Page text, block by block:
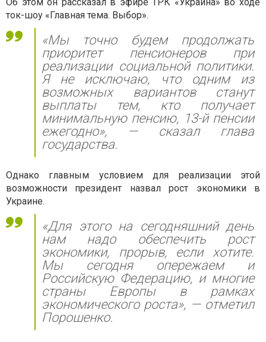
ток-шоу «Главная тема. Выбор».
«Мы точно будем продолжать
приоритет пенсионеров при
реализации социальной политики.
Я не исключаю, что одним из
возможных вариантов станут
выплаты тем, кто получает
минимальную пенсию, 13-й пенсии
ежегодно»,
— сказал глава
государства.
Однако главным условием для реализации этой
возможности президент назвал рост экономики в
Украине.
«Для этого на сегодняшний день
нам надо обеспечить рост
экономики, прорыв, если хотите.
Мы сегодня опережаем и
Российскую Федерацию, и многие
страны Европы в рамках
экономического роста», — отметил
Порошенко.